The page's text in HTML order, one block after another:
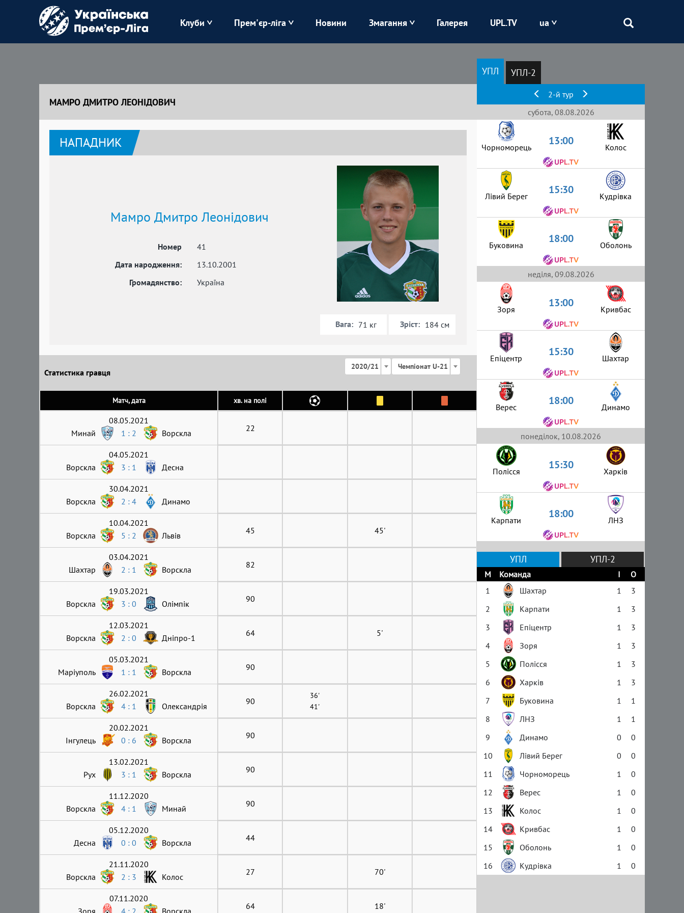
Клуби
Зоря Карпати Колос Кривбас
Оболонь
Полісся
Прем'єр-ліга Новини Змагання Галерея UPL.TV ua
МАМРО ДМИТРО ЛЕОНІДОВИЧ
НАПАДНИК
Мамро Дмитро Леонідович
Номер
41
Дата народження:
13.10.2001
Громадянство:
Україна
Вага: 71 кг Зріст: 184 см
Статистика гравця
2020/21 Чемпіонат U-21
Матч, дата хв. на полі
08.05.2021
Минай
1 : 2 Ворскла 22
04.05.2021
Ворскла
3 : 1 Десна
30.04.2021
Ворскла
2 : 4 Динамо
10.04.2021
Ворскла
5 : 2 Львів 45 45'
03.04.2021
Шахтар
2 : 1 Ворскла 82
19.03.2021
Ворскла
3 : 0 Олімпік 90
12.03.2021
Ворскла
2 : 0 Дніпро-1 64 5'
05.03.2021
Маріуполь
1 : 1 Ворскла 90
26.02.2021
Ворскла
4 : 1 Олександрія 90
36'
41'
20.02.2021
Інгулець
0 : 6 Ворскла 90
13.02.2021
Рух
3 : 1 Ворскла 90
11.12.2020
Ворскла
4 : 1 Минай 90
05.12.2020
Десна
0 : 0 Ворскла 44
21.11.2020
Ворскла
2 : 3 Колос 27 70'
07.11.2020
Зоря
4 : 2 Ворскла 64 18'
УПЛ УПЛ-2
2-й тур
субота, 08.08.2026
Чорноморець 13:00 Колос
Лівий Берег 15:30 Кудрівка
Буковина 18:00 Оболонь
неділя, 09.08.2026
Зоря 13:00 Кривбас
Епіцентр 15:30 Шахтар
Верес 18:00 Динамо
понеділок, 10.08.2026
Полісся 15:30 Харків
Карпати 18:00 ЛНЗ
УПЛ УПЛ-2
М Команда І
О
1
Шахтар 1
3
2
Карпати 1
3
3
Епіцентр 1
3
4
Зоря 1
3
5
Полісся 1
3
6
Харків 1
3
7
Буковина 1
1
8
ЛНЗ 1
1
9
Динамо 0
0
10
Лівий Берег 0
0
11
Чорноморець 1
0
12
Верес 1
0
13
Колос 1
0
14
Кривбас 1
0
15
Оболонь 1
0
16
Кудрівка 1 0